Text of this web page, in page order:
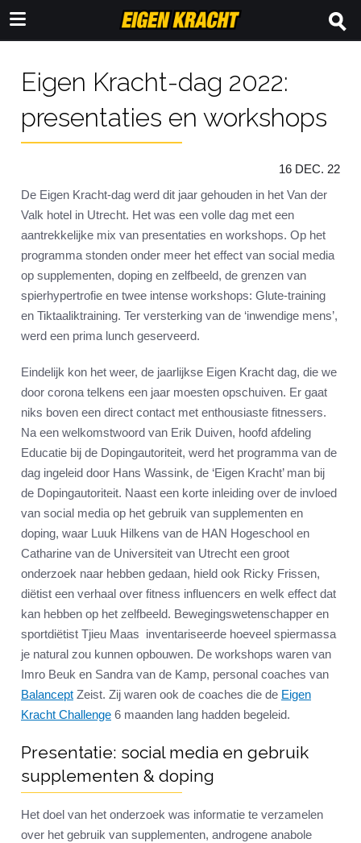
Eigen Kracht-dag 2022:
presentaties en workshops
16 DEC. 22
De Eigen Kracht-dag werd dit jaar gehouden in het Van der
Valk hotel in Utrecht. Het was een volle dag met een
aantrekkelijke mix van presentaties en workshops. Op het
programma stonden onder meer het effect van social media
op supplementen, doping en zelfbeeld, de grenzen van
spierhypertrofie en twee intense workshops: Glute-training
en Tiktaaliktraining. Ter versterking van de ‘inwendige mens’,
werd een prima lunch geserveerd.
Eindelijk kon het weer, de jaarlijkse Eigen Kracht dag, die we
door corona telkens een jaar moesten opschuiven. Er gaat
niks boven een direct contact met enthousiaste fitnessers.
Na een welkomstwoord van Erik Duiven, hoofd afdeling
Educatie bij de Dopingautoriteit, werd het programma van de
dag ingeleid door Hans Wassink, de ‘Eigen Kracht’ man bij
de Dopingautoriteit. Naast een korte inleiding over de invloed
van social media op het gebruik van supplementen en
doping, waar Luuk Hilkens van de HAN Hogeschool en
Catharine van de Universiteit van Utrecht een groot
onderzoek naar hebben gedaan, hield ook Ricky Frissen,
diëtist een verhaal over fitness influencers en welk effect dat
kan hebben op het zelfbeeld. Bewegingswetenschapper en
sportdiëtist Tjieu Maas inventariseerde hoeveel spiermassa
je natural zou kunnen opbouwen. De workshops waren van
Imro Beuk en Sandra van de Kamp, personal coaches van
Balancept Zeist. Zij waren ook de coaches die de Eigen
Kracht Challenge 6 maanden lang hadden begeleid.
Presentatie: social media en gebruik
supplementen & doping
Het doel van het onderzoek was informatie te verzamelen
over het gebruik van supplementen, androgene anabole